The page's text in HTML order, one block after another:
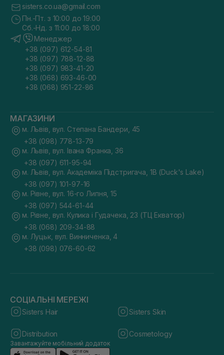
sisters.co.ua@gmail.com
Пн.-Пт. з 10:00 до 19:00
Сб.-Нд. з 11:00 до 18:00
Менеджер
+38 (097) 612-54-81
+38 (097) 788-12-88
+38 (097) 983-41-20
+38 (068) 693-46-00
+38 (068) 951-22-86
МАГАЗИНИ
м. Львів, вул. Степана Бандери, 45
+38 (098) 778-13-79
м. Львів, вул. Івана Франка, 36
+38 (097) 611-95-94
м. Львів, вул. Академіка Підстригача, 1В (Duck's Lake)
+38 (097) 101-97-16
м. Рівне, вул. 16-го Липня, 15
+38 (097) 544-61-44
м. Рівне, вул. Кулика і Гудачека, 23 (ТЦ Екватор)
+38 (068) 209-34-88
м. Луцьк, вул. Винниченка, 4
+38 (098) 076-60-62
СОЦІАЛЬНІ МЕРЕЖІ
Sisters Hair Sisters Skin
Distribution Cosmetology
Завантажуйте мобільний додаток